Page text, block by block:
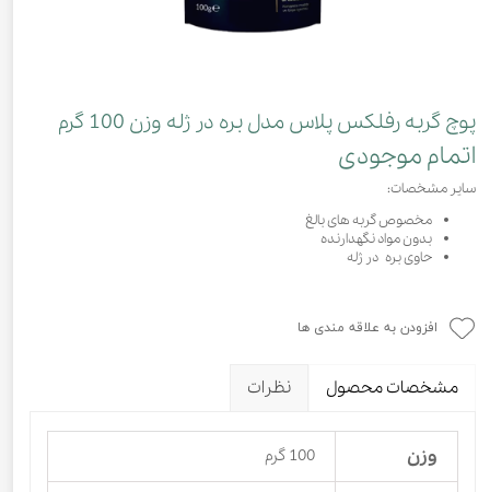
پوچ گربه رفلکس پلاس مدل بره در ژله وزن 100 گرم
اتمام موجودی
سایر مشخصات:
مخصوص گربه های بالغ
بدون مواد نگهدارنده
حاوی بره در ژله
افزودن به علاقه مندی ها
مشخصات محصول نظرات
وزن 100 گرم